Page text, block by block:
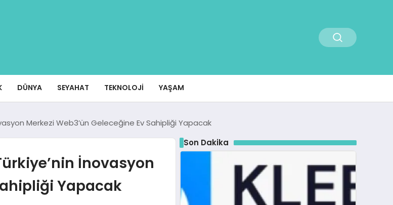
DÜNYA SEYAHAT TEKNOLOJI YAŞAM
Merkezi Web3’ün Geleceğine Ev Sahipliği Yapacak
İnovasyon
Yapacak
Son Dakika